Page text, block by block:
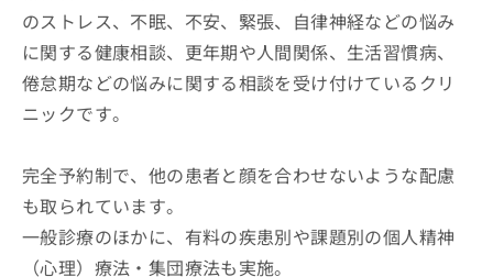
のストレス、不眠、不安、緊張、自律神経などの悩み
に関する健康相談、更年期や人間関係、生活習慣病、
倦怠期などの悩みに関する相談を受け付けているクリ
ニックです。
完全予約制で、他の患者と顔を合わせないような配慮
も取られています。
一般診療のほかに、有料の疾患別や課題別の個人精神
（心理）療法・集団療法も実施。